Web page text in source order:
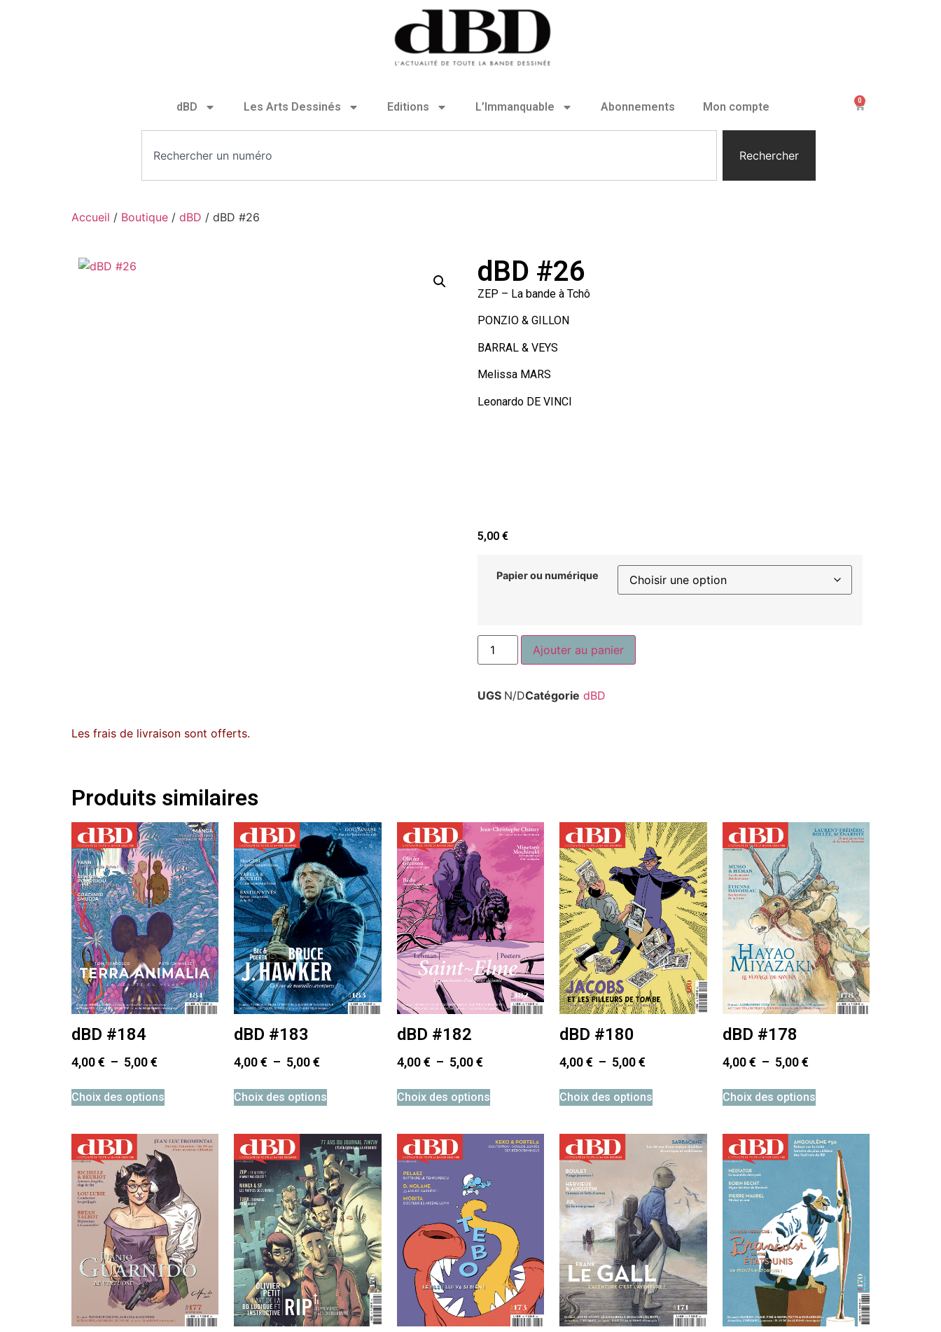
dBD Les Arts Dessinés Editions L’Immanquable Abonnements Mon compte
Rechercher
0
Accueil / Boutique / dBD / dBD #26
dBD #26
ZEP – La bande à Tchô
PONZIO & GILLON
BARRAL & VEYS
Melissa MARS
Leonardo DE VINCI
5,00 €
Papier ou numérique
Ajouter au panier
UGS N/DCatégorie dBD
Les frais de livraison sont offerts.
Produits similaires
dBD #184
4,00€ – 5,00€
Choix des options
dBD #183
4,00€ – 5,00€
Choix des options
dBD #182
4,00€ – 5,00€
Choix des options
dBD #180
4,00€ – 5,00€
Choix des options
dBD #178
4,00€ – 5,00€
Choix des options